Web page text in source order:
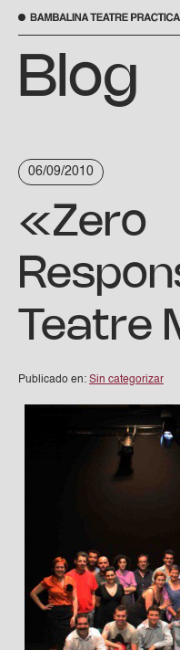
Saltar
contenidoBlog
06/09/2010
«Zero
Teatre
Publicado en: Sin categorizar